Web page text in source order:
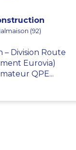
(92)
– Division Route
Eurovia)
QPE...